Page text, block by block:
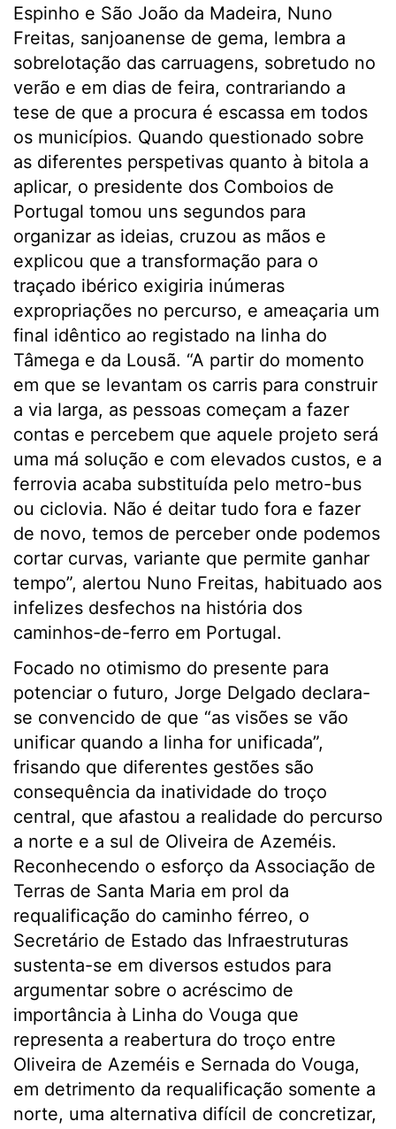
Espinho e São João da Madeira, Nuno
Freitas, sanjoanense de gema, lembra a
sobrelotação das carruagens, sobretudo no
verão e em dias de feira, contrariando a
tese de que a procura é escassa em todos
os municípios. Quando questionado sobre
as diferentes perspetivas quanto à bitola a
aplicar, o presidente dos Comboios de
Portugal tomou uns segundos para
organizar as ideias, cruzou as mãos e
explicou que a transformação para o
traçado ibérico exigiria inúmeras
expropriações no percurso, e ameaçaria um
final idêntico ao registado na linha do
Tâmega e da Lousã. “A partir do momento
em que se levantam os carris para construir
a via larga, as pessoas começam a fazer
contas e percebem que aquele projeto será
uma má solução e com elevados custos, e a
ferrovia acaba substituída pelo metro-bus
ou ciclovia. Não é deitar tudo fora e fazer
de novo, temos de perceber onde podemos
cortar curvas, variante que permite ganhar
tempo”, alertou Nuno Freitas, habituado aos
infelizes desfechos na história dos
caminhos-de-ferro em Portugal.
Focado no otimismo do presente para
potenciar o futuro, Jorge Delgado declara-
se convencido de que “as visões se vão
unificar quando a linha for unificada”,
frisando que diferentes gestões são
consequência da inatividade do troço
central, que afastou a realidade do percurso
a norte e a sul de Oliveira de Azeméis.
Reconhecendo o esforço da Associação de
Terras de Santa Maria em prol da
requalificação do caminho férreo, o
Secretário de Estado das Infraestruturas
sustenta-se em diversos estudos para
argumentar sobre o acréscimo de
importância à Linha do Vouga que
representa a reabertura do troço entre
Oliveira de Azeméis e Sernada do Vouga,
em detrimento da requalificação somente a
norte, uma alternativa difícil de concretizar,